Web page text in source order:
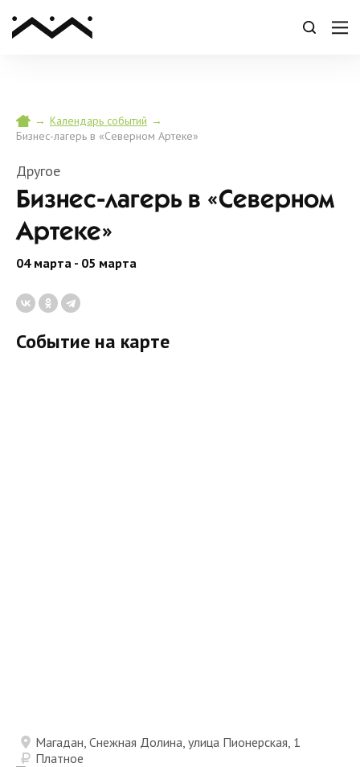
→ Календарь событий →
Бизнес-лагерь в «Северном Артеке»
Другое
Бизнес-лагерь в «Северном
Артеке»
04 марта - 05 марта
Событие на карте
Магадан, Снежная Долина, улица Пионерская, 1
Платное